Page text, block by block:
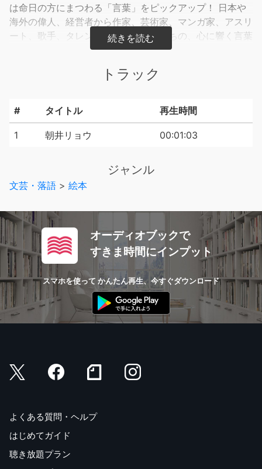
は命日の方にまつわる「言葉」をピックアップ！ 日本や
海外の偉人、経営者から作家、芸術家、マンガ家、アスリ
ート、歌手、タレントなど幅広い人たちの、心に響く言葉
トラック
# タイトル 再生時間
1 朝井リョウ 00:01:03
ジャンル
文芸・落語 > 絵本
オーディオブックで
すきま時間にインプット
スマホを使って かんたん再生、今すぐダウンロード
よくある質問・ヘルプ
はじめてガイド
聴き放題プラン